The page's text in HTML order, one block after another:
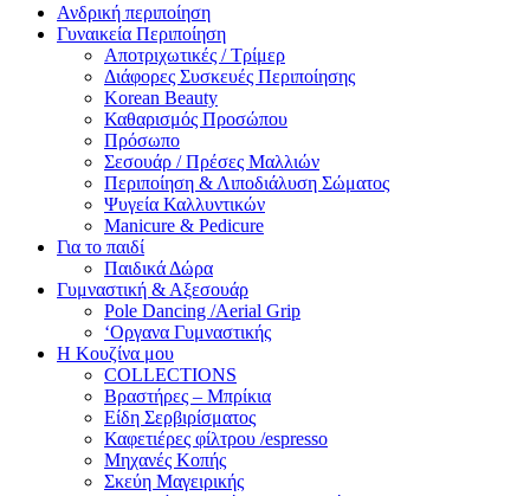
Ανδρική περιποίηση
Γυναικεία Περιποίηση
Αποτριχωτικές / Τρίμερ
Διάφορες Συσκευές Περιποίησης
Korean Beauty
Καθαρισμός Προσώπου
Πρόσωπο
Σεσουάρ / Πρέσες Μαλλιών
Περιποίηση & Λιποδιάλυση Σώματος
Ψυγεία Καλλυντικών
Manicure & Pedicure
Για το παιδί
Παιδικά Δώρα
Γυμναστική & Αξεσουάρ
Pole Dancing /Aerial Grip
‘Οργανα Γυμναστικής
Η Κουζίνα μου
COLLECTIONS
Βραστήρες – Μπρίκια
Είδη Σερβιρίσματος
Καφετιέρες φίλτρου /espresso
Μηχανές Κοπής
Σκεύη Μαγειρικής